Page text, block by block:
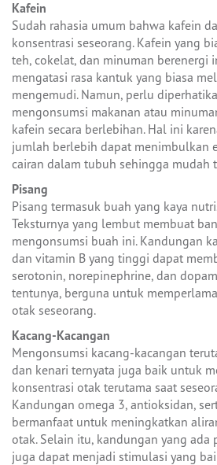
Kafein
Sudah rahasia umum bahwa kafein
konsentrasi seseorang. Kafein yang
teh, cokelat, dan minuman berenergi
mengatasi rasa kantuk yang biasa
mengemudi. Namun, perlu
mengonsumsi makanan atau
kafein secara berlebihan. Hal ini
jumlah berlebih dapat menimbulkan
cairan dalam tubuh sehingga mudah
Pisang
Pisang termasuk buah yang kaya
Teksturnya yang lembut membuat
mengonsumsi buah ini. Kandungan
dan vitamin B yang tinggi dapat
serotonin, norepinephrine, dan
tentunya, berguna untuk
otak seseorang.
Kacang-Kacangan
Mengonsumsi kacang-kacangan
dan kenari ternyata juga baik untuk
konsentrasi otak terutama saat
Kandungan omega 3, antioksidan,
bermanfaat untuk meningkatkan
otak. Selain itu, kandungan yang ada
juga dapat menjadi stimulasi yang